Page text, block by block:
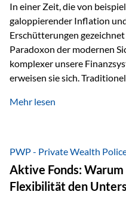
In einer Zeit, die von
galoppierender Inflation
Erschütterungen
Paradoxon der modernen
komplexer unsere
erweisen sie sich.
unumstößlich galten,
Nostalgie dar, sondern ist
klügste Antwort auf globale
und der richtige
Option mehr, sondern eine
Mehr lesen
PWP - Private Wealth
Aktive Fonds:
Flexibilität den